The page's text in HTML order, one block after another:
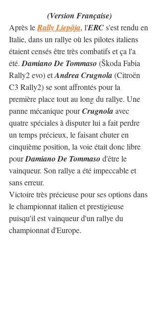
(Version Française)
Après le Rally Liepāja, l'ERC s'est rendu en
Italie, dans un rallye où les pilotes italiens
étaient censés être très combatifs et ça l'a
été. Damiano De Tommaso (Škoda Fabia
Rally2 evo) et Andrea Crugnola (Citroën
C3 Rally2) se sont affrontés pour la
première place tout au long du rallye. Une
panne mécanique pour Crugnola avec
quatre spéciales à disputer lui a fait perdre
un temps précieux, le faisant chuter en
cinquième position, la voie était donc libre
pour Damiano De Tommaso d'être le
vainqueur. Son rallye a été impeccable et
sans erreur.
Victoire très précieuse pour ses options dans
le championnat italien et prestigieuse
puisqu'il est vainqueur d'un rallye du
championnat d'Europe.